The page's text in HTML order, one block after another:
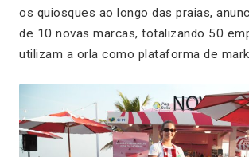
os quiosques ao longo das praias,
de 10 novas marcas, totalizando 50
utilizam a orla como plataforma de